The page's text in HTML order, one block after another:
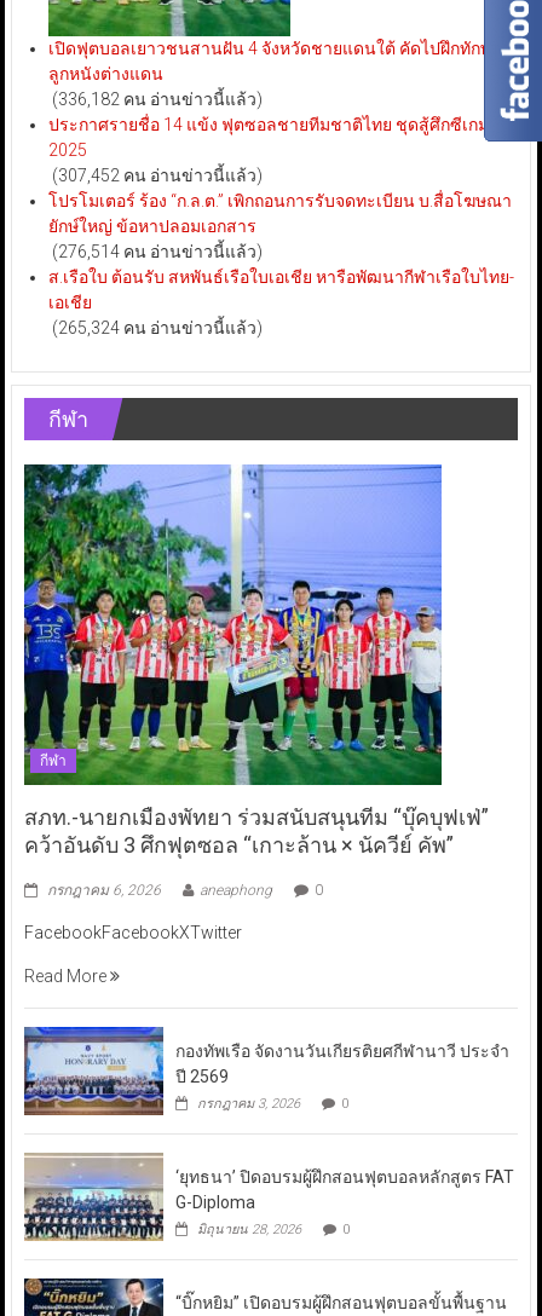
เปิดฟุตบอลเยาวชนสานฝัน 4 จังหวัดชายแดนใต้ คัดไปฝึกทักษะ
ลูกหนังต่างแดน
(336,182 คน อ่านข่าวนี้แล้ว)
ประกาศรายชื่อ 14 แข้ง ฟุตซอลชายทีมชาติไทย ชุดสู้ศึกซีเกมส์
2025
(307,452 คน อ่านข่าวนี้แล้ว)
โปรโมเตอร์ ร้อง “ก.ล.ต.” เพิกถอนการรับจดทะเบียน บ.สื่อโฆษณา
ยักษ์ใหญ่ ข้อหาปลอมเอกสาร
(276,514 คน อ่านข่าวนี้แล้ว)
ส.เรือใบ ต้อนรับ สหพันธ์เรือใบเอเชีย หารือพัฒนากีฬาเรือใบไทย-
เอเชีย
(265,324 คน อ่านข่าวนี้แล้ว)
กีฬา
กีฬา
สภท.-นายกเมืองพัทยา ร่วมสนับสนุนทีม “บุ๊คบุฟเฟ่”
คว้าอันดับ 3 ศึกฟุตซอล “เกาะล้าน × นัควีย์ คัพ”
กรกฎาคม 6, 2026 aneaphong 0
FacebookFacebookXTwitter
Read More
กองทัพเรือ จัดงานวันเกียรติยศกีฬานาวี ประจำ
ปี 2569
กรกฎาคม 3, 2026 0
‘ยุทธนา’ ปิดอบรมผู้ฝึกสอนฟุตบอลหลักสูตร FAT
G-Diploma
มิถุนายน 28, 2026 0
“บิ๊กหยิม” เปิดอบรมผู้ฝึกสอนฟุตบอลขั้นพื้นฐาน